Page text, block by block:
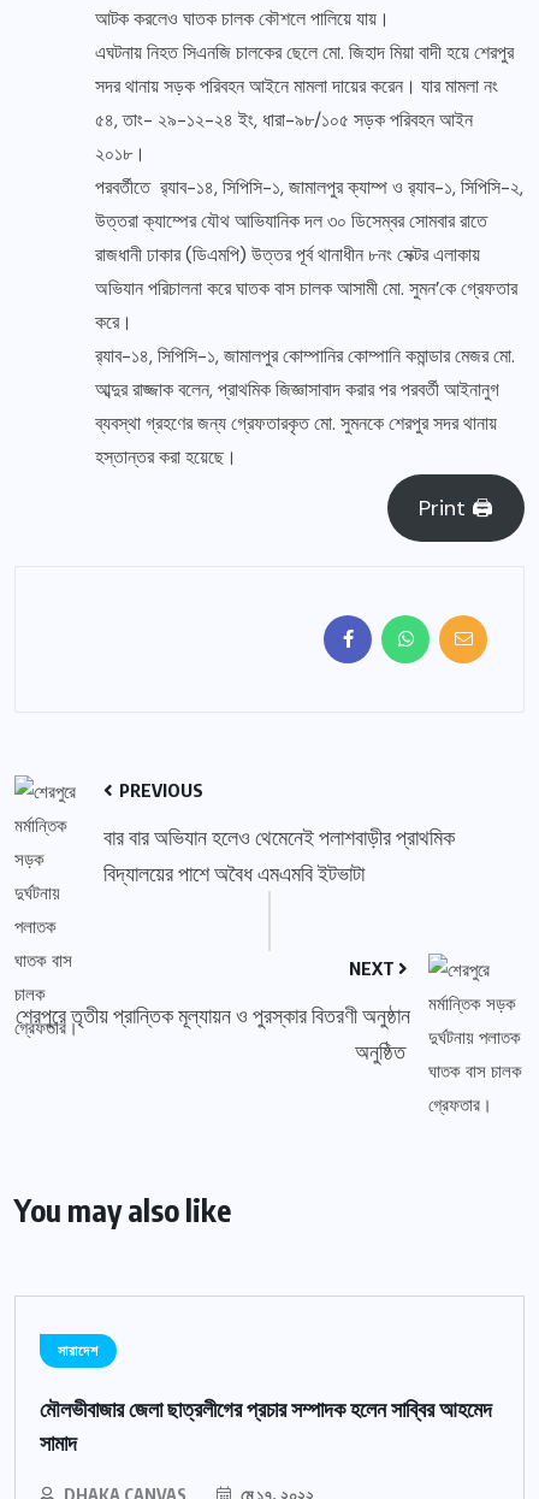
আটক করলেও ঘাতক চালক কৌশলে পালিয়ে যায়।
এঘটনায় নিহত সিএনজি চালকের ছেলে মো. জিহাদ মিয়া বাদী হয়ে শেরপুর
সদর থানায় সড়ক পরিবহন আইনে মামলা দায়ের করেন। যার মামলা নং
৫৪, তাং- ২৯-১২-২৪ ইং, ধারা-৯৮/১০৫ সড়ক পরিবহন আইন
২০১৮।
পরবর্তীতে র‌্যাব-১৪, সিপিসি-১, জামালপুর ক্যাম্প ও র‌্যাব-১, সিপিসি-২,
উত্তরা ক্যাম্পের যৌথ আভিযানিক দল ৩০ ডিসেম্বর সোমবার রাতে
রাজধানী ঢাকার (ডিএমপি) উত্তর পূর্ব থানাধীন ৮নং সেক্টর এলাকায়
অভিযান পরিচালনা করে ঘাতক বাস চালক আসামী মো. সুমন’কে গ্রেফতার
করে।
র‌্যাব-১৪, সিপিসি-১, জামালপুর কোম্পানির কোম্পানি কমান্ডার মেজর মো.
আব্দুর রাজ্জাক বলেন, প্রাথমিক জিজ্ঞাসাবাদ করার পর পরবর্তী আইনানুগ
ব্যবস্থা গ্রহণের জন্য গ্রেফতারকৃত মো. সুমনকে শেরপুর সদর থানায়
হস্তান্তর করা হয়েছে।
Print 🖨
PREVIOUS
বার বার অভিযান হলেও থেমেনেই পলাশবাড়ীর প্রাথমিক
বিদ্যালয়ের পাশে অবৈধ এমএমবি ইটভাটা
NEXT
শেরপুরে তৃতীয় প্রান্তিক মূল্যায়ন ও পুরস্কার বিতরণী অনুষ্ঠান
অনুষ্ঠিত
You may also like
সারাদেশ
মৌলভীবাজার জেলা ছাত্রলীগের প্রচার সম্পাদক হলেন সাব্বির আহমেদ
সামাদ